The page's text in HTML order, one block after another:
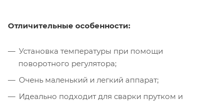
Отличительные особенности:
Установка температуры при помощи
поворотного регулятора;
Очень маленький и легкий аппарат;
Идеально подходит для сварки прутком и